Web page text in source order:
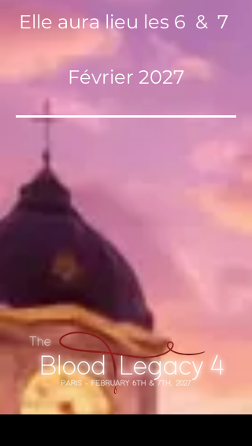
Elle aura lieu les 6 & 7
Février 2027